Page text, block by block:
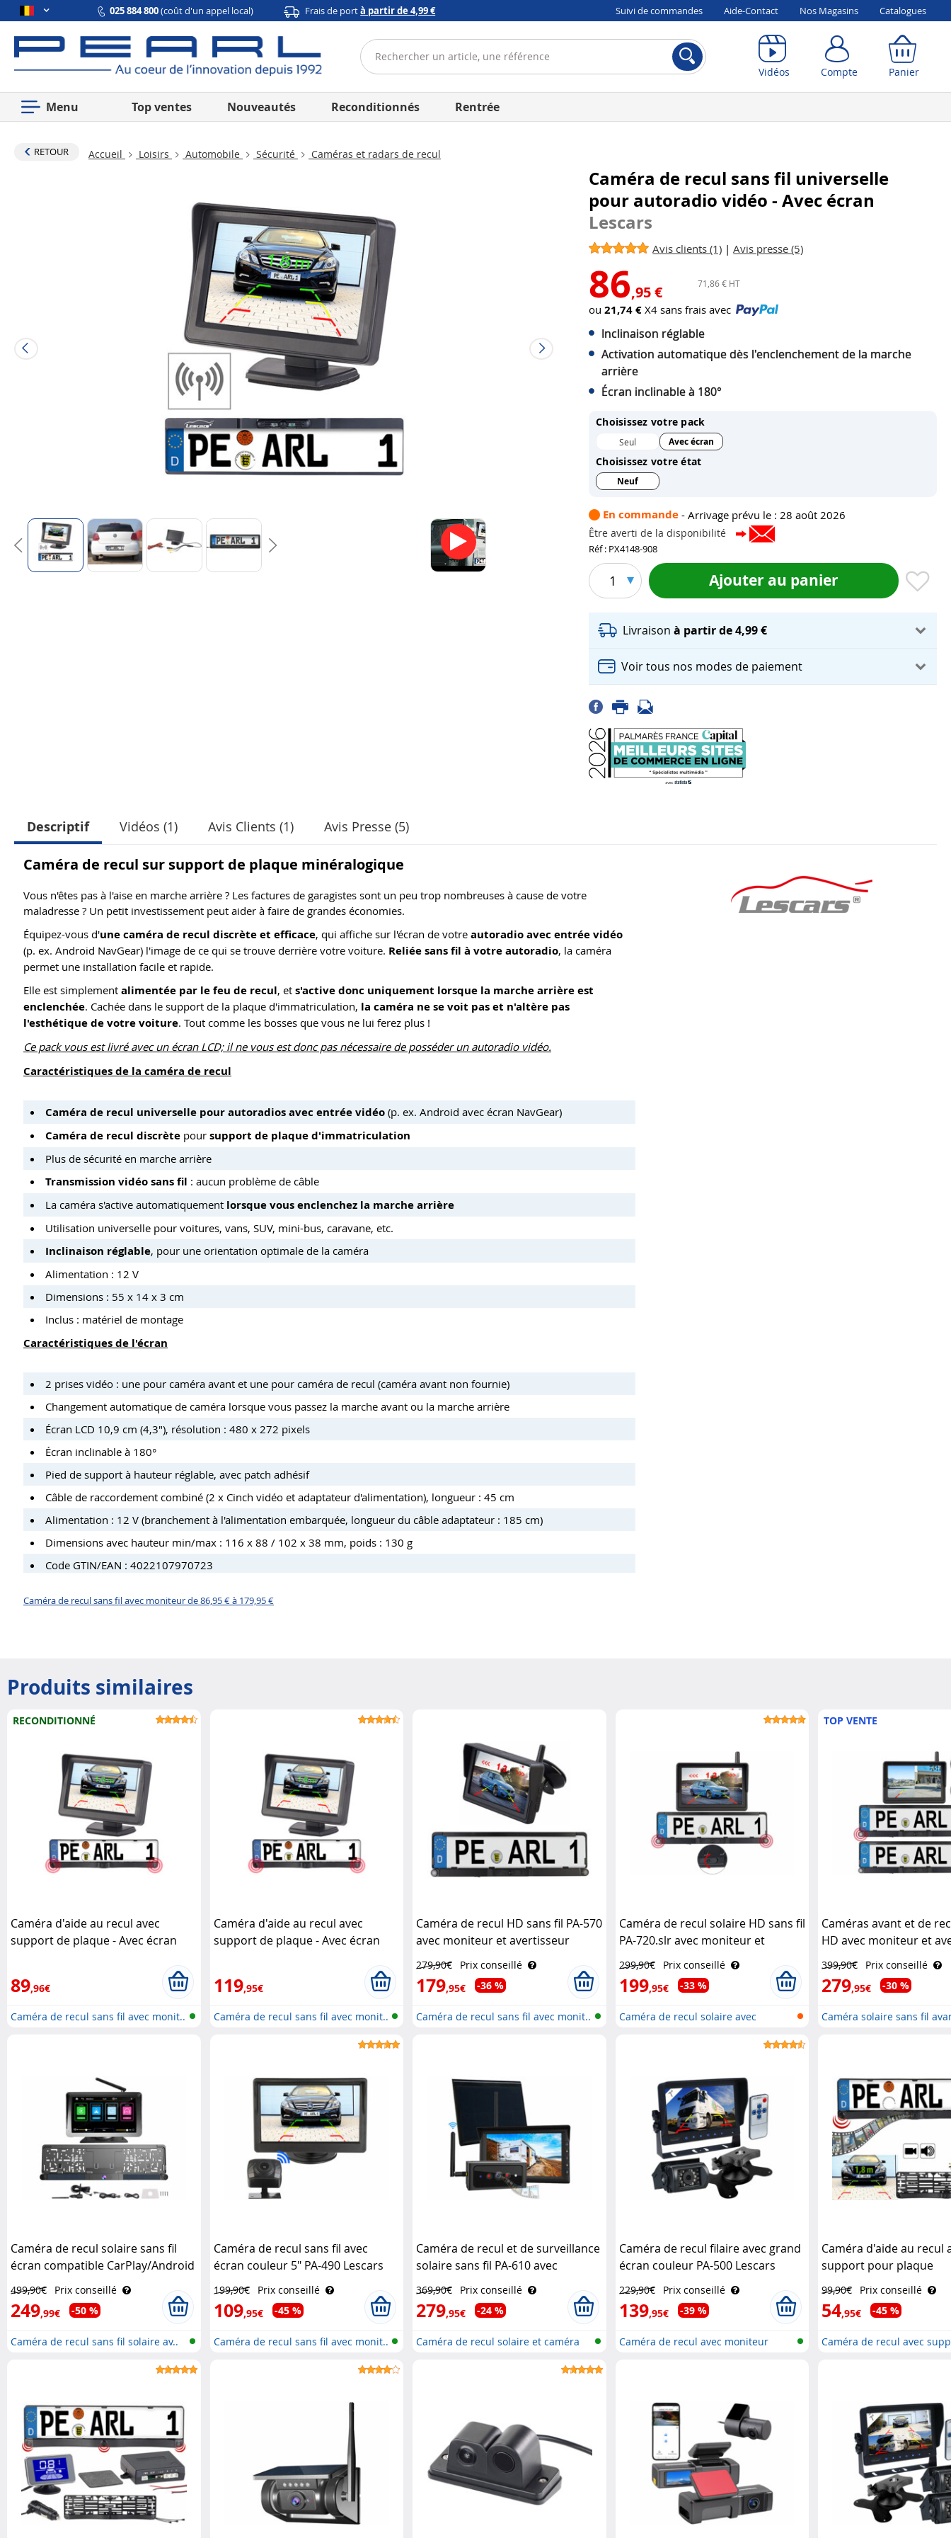
025 884 800(coût d'un appel local) Frais de portà partir de 4,99 € Suivi de commandes Aide-Contact Nos Magasins Catalogues
Vidéos Compte Panier
Menu Top ventes Nouveautés Reconditionnés Rentrée
RETOUR Accueil Loisirs Automobile Sécurité Caméras et radars de recul
Caméra de recul sans fil universelle
pour autoradio vidéo - Avec écran
Lescars
Avis clients (1) |Avis presse (5)
86,95 € 71,86 € HT
ou 21,74 € X4 sans frais avec
Inclinaison réglable
Activation automatique dès l'enclenchement de la marche
arrière
Écran inclinable à 180°
Choisissez votre pack
Seul Avec écran
Choisissez votre état
Neuf
En commande - Arrivage prévu le : 28 août 2026
Être averti de la disponibilité
Réf : PX4148-908
1 Ajouter au panier
Livraisonà partir de 4,99 €
Voir tous nos modes de paiement
Descriptif Vidéos (1) Avis Clients (1) Avis Presse (5)
Caméra de recul sur support de plaque minéralogique
Vous n'êtes pas à l'aise en marche arrière ? Les factures de garagistes sont un peu trop nombreuses à cause de votre
maladresse ? Un petit investissement peut aider à faire de grandes économies.
Équipez-vous d'une caméra de recul discrète et efficace, qui affiche sur l'écran de votre autoradio avec entrée vidéo
(p. ex. Android NavGear) l'image de ce qui se trouve derrière votre voiture. Reliée sans fil à votre autoradio, la caméra
permet une installation facile et rapide.
Elle est simplement alimentée par le feu de recul, et s'active donc uniquement lorsque la marche arrière est
enclenchée. Cachée dans le support de la plaque d'immatriculation, la caméra ne se voit pas et n'altère pas
l'esthétique de votre voiture. Tout comme les bosses que vous ne lui ferez plus !
Ce pack vous est livré avec un écran LCD; il ne vous est donc pas nécessaire de posséder un autoradio vidéo.
Caractéristiques de la caméra de recul
Caméra de recul universelle pour autoradios avec entrée vidéo (p. ex. Android avec écran NavGear)
Caméra de recul discrète pour support de plaque d'immatriculation
Plus de sécurité en marche arrière
Transmission vidéo sans fil : aucun problème de câble
La caméra s'active automatiquement lorsque vous enclenchez la marche arrière
Utilisation universelle pour voitures, vans, SUV, mini-bus, caravane, etc.
Inclinaison réglable, pour une orientation optimale de la caméra
Alimentation : 12 V
Dimensions : 55 x 14 x 3 cm
Inclus : matériel de montage
Caractéristiques de l'écran
2 prises vidéo : une pour caméra avant et une pour caméra de recul (caméra avant non fournie)
Changement automatique de caméra lorsque vous passez la marche avant ou la marche arrière
Écran LCD 10,9 cm (4,3"), résolution : 480 x 272 pixels
Écran inclinable à 180°
Pied de support à hauteur réglable, avec patch adhésif
Câble de raccordement combiné (2 x Cinch vidéo et adaptateur d'alimentation), longueur : 45 cm
Alimentation : 12 V (branchement à l'alimentation embarquée, longueur du câble adaptateur : 185 cm)
Dimensions avec hauteur min/max : 116 x 88 / 102 x 38 mm, poids : 130 g
Code GTIN/EAN : 4022107970723
Caméra de recul sans fil avec moniteur de 86,95 € à 179,95 €
Produits similaires
RECONDITIONNÉ
Caméra d'aide au recul avec
support de plaque - Avec écran
89,96€
Caméra de recul sans fil avec monit..
Caméra d'aide au recul avec
support de plaque - Avec écran
119,95€
Caméra de recul sans fil avec monit..
Caméra de recul HD sans fil PA-570
avec moniteur et avertisseur
279,90€ Prix conseillé
179,95€ -36 %
Caméra de recul sans fil avec monit..
Caméra de recul solaire HD sans fil
PA-720.slr avec moniteur et
avertisseur Lescars
299,90€ Prix conseillé
199,95€ -33 %
Caméra de recul solaire avec
TOP VENTE
Caméras avant et de
HD avec moniteur et
399,90€ Prix conseillé
279,95€ -30 %
Caméra solaire sans fil
Caméra de recul solaire sans fil
écran compatible CarPlay/Android
Auto PA-755 Lescars
499,90€ Prix conseillé
249,99€ -50 %
Caméra de recul sans fil solaire av..
Caméra de recul sans fil avec
écran couleur 5" PA-490 Lescars
199,90€ Prix conseillé
109,95€ -45 %
Caméra de recul sans fil avec monit..
Caméra de recul et de surveillance
solaire sans fil PA-610 avec
moniteur 7" Lescars
369,90€ Prix conseillé
279,95€ -24 %
Caméra de recul solaire et caméra
Caméra de recul filaire avec grand
écran couleur PA-500 Lescars
229,90€ Prix conseillé
139,95€ -39 %
Caméra de recul avec moniteur
Caméra d'aide au recul
support pour plaque
d'immatriculation
99,90€ Prix conseillé
54,95€ -45 %
Caméra de recul avec
Compte Panier